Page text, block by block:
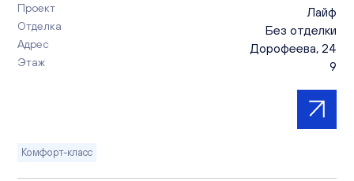
Проект Лайф
Отделка Без отделки
Адрес Дорофеева, 24
Этаж 9
Комфорт-класс